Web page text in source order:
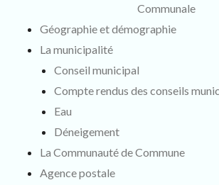
Communale
Géographie et démographie
La municipalité
Conseil municipal
Compte rendus des conseils
Eau
Déneigement
La Communauté de Commune
Agence postale